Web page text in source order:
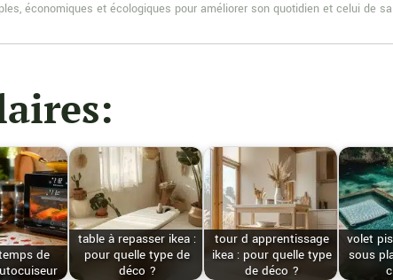
économiques et écologiques pour améliorer son quotidien et celui de
de
table à repasser ikea :
pour quelle type de
déco ?
tour d apprentissage
ikea : pour quelle type
de déco ?
volet
sous